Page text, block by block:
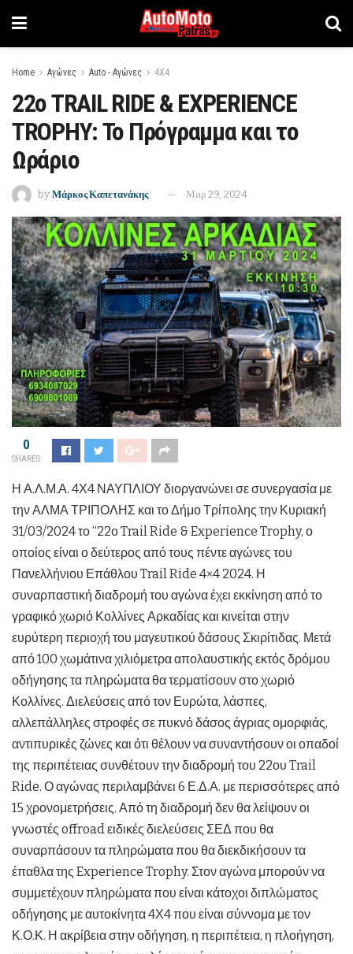
Home Αγώνες Auto - Αγώνες 4Χ4
22ο TRAIL RIDE & EXPERIENCE
TROPHY: Το Πρόγραμμα και το
Ωράριο
by Μάρκος Καπετανάκης Μαρ 29, 2024
0
SHARES
Η Α.Λ.Μ.Α. 4Χ4 ΝΑΥΠΛΙΟΥ διοργανώνει σε συνεργασία με
την ΑΛΜΑ ΤΡΙΠΟΛΗΣ και το Δήμο Τρίπολης την Κυριακή
31/03/2024 το “22ο Trail Ride & Experience Trophy, ο
οποίος είναι ο δεύτερος από τους πέντε αγώνες του
Πανελλήνιου Επάθλου Trail Ride 4×4 2024. Η
συναρπαστική διαδρομή του αγώνα έχει εκκίνηση από το
γραφικό χωριό Κολλίνες Αρκαδίας και κινείται στην
ευρύτερη περιοχή του μαγευτικού δάσους Σκιρίτιδας. Μετά
από 100 χωμάτινα χιλιόμετρα απολαυστικής εκτός δρόμου
οδήγησης τα πληρώματα θα τερματίσουν στο χωριό
Κολλίνες. Διελεύσεις από τον Ευρώτα, λάσπες,
αλλεπάλληλες στροφές σε πυκνό δάσος άγριας ομορφιάς,
αντιπυρικές ζώνες και ότι θέλουν να συναντήσουν οι οπαδοί
της περιπέτειας συνθέτουν την διαδρομή του 22ου Trail
Ride. Ο αγώνας περιλαμβάνει 6 Ε.Δ.Α. με περισσότερες από
15 χρονομετρήσεις. Από τη διαδρομή δεν θα λείψουν οι
γνωστές offroad ειδικές διελεύσεις ΣΕΔ που θα
συναρπάσουν τα πληρώματα που θα διεκδικήσουν τα
έπαθλα της Experience Trophy. Στον αγώνα μπορούν να
συμμετέχουν πληρώματα που είναι κάτοχοι διπλώματος
οδήγησης με αυτοκίνητα 4Χ4 που είναι σύννομα με τον
Κ.Ο.Κ. Η ακρίβεια στην οδήγηση, η περιπέτεια, η πλοήγηση,